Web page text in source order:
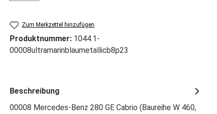
Zum Merkzettel hinzufügen
Produktnummer: 1044.1-
00008ultramarinblaumetallicb8p23
Beschreibung
00008 Mercedes-Benz 280 GE Cabrio (Baureihe W 460,